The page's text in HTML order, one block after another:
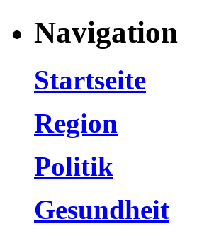
Navigation
Startseite
Region
Politik
Gesundheit